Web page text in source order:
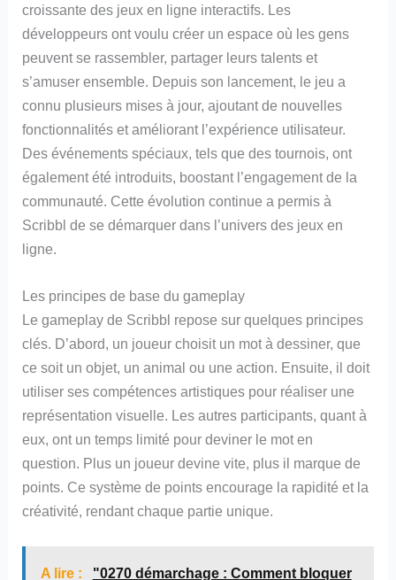
croissante des jeux en ligne interactifs. Les
développeurs ont voulu créer un espace où les gens
peuvent se rassembler, partager leurs talents et
s’amuser ensemble. Depuis son lancement, le jeu a
connu plusieurs mises à jour, ajoutant de nouvelles
fonctionnalités et améliorant l’expérience utilisateur.
Des événements spéciaux, tels que des tournois, ont
également été introduits, boostant l’engagement de la
communauté. Cette évolution continue a permis à
Scribbl de se démarquer dans l’univers des jeux en
ligne.
Les principes de base du gameplay
Le gameplay de Scribbl repose sur quelques principes
clés. D’abord, un joueur choisit un mot à dessiner, que
ce soit un objet, un animal ou une action. Ensuite, il doit
utiliser ses compétences artistiques pour réaliser une
représentation visuelle. Les autres participants, quant à
eux, ont un temps limité pour deviner le mot en
question. Plus un joueur devine vite, plus il marque de
points. Ce système de points encourage la rapidité et la
créativité, rendant chaque partie unique.
A lire :
"0270 démarchage : Comment bloquer